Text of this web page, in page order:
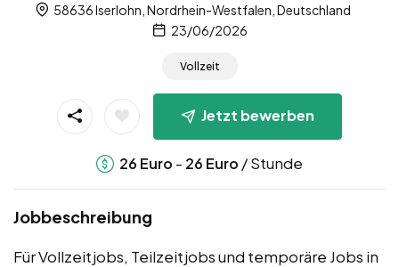
58636 Iserlohn, Nordrhein-Westfalen, Deutschland
23/06/2026
Vollzeit
Jetzt bewerben
26 Euro - 26 Euro / Stunde
Jobbeschreibung
Für Vollzeitjobs, Teilzeitjobs und temporäre Jobs in